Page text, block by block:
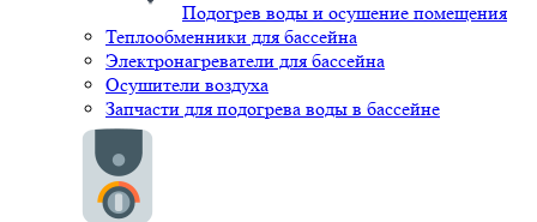
Подогрев воды и осушение помещения
Теплообменники для бассейна
Электронагреватели для бассейна
Осушители воздуха
Запчасти для подогрева воды в бассейне